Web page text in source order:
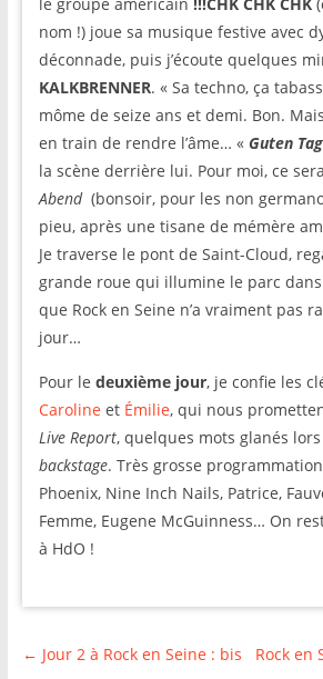
nom !) joue sa musique festive avec
déconnade, puis j’écoute quelques
KALKBRENNER. « Sa techno, ça
môme de seize ans et demi. Bon.
en train de rendre l’âme… « Guten Tag
la scène derrière lui. Pour moi, ce
Abend(bonsoir, pour les non
pieu, après une tisane de mémère
Je traverse le pont de Saint-Cloud,
grande roue qui illumine le parc
que Rock en Seine n’a vraiment pas
jour…
Pour le deuxième jour, je confie les
Caroline et Émilie, qui nous
Live Report, quelques mots glanés lors
backstage. Très grosse
Phoenix, Nine Inch Nails, Patrice,
Femme, Eugene McGuinness… On
à HdO !
← Jour 2 à Rock en Seine : bis Rock en